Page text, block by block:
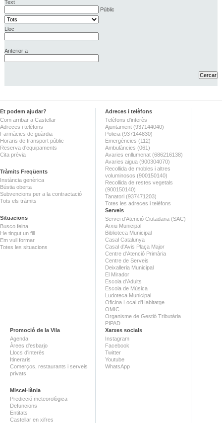
Text
Públic
Lloc
Anterior a
Et podem ajudar?
Com arribar a Castellar
Adreces i telèfons
Farmàcies de guàrdia
Horaris de transport públic
Reserva d'equipaments
Cita prèvia
Tràmits Freqüents
Instància genèrica
Bústia oberta
Subvencions per a la contractació
Tots els tràmits
Situacions
Busco feina
He tingut un fill
Em vull formar
Totes les situacions
Adreces i telèfons
Telèfons d'interès
Ajuntament (937144040)
Policia (937144830)
Emergències (112)
Ambulàncies (061)
Avaries enllumenat (686216138)
Avaries aigua (900304070)
Recollida de mobles i altres
voluminosos (900150140)
Recollida de restes vegetals
(900150140)
Tanatori (937471203)
Totes les adreces i telèfons
Serveis
Servei d'Atenció Ciutadana (SAC)
Arxiu Municipal
Biblioteca Municipal
Casal Catalunya
Casal d'Avis Plaça Major
Centre d'Atenció Primària
Centre de Serveis
Deixalleria Municipal
El Mirador
Escola d'Adults
Escola de Música
Ludoteca Municipal
Oficina Local d'Habitatge
OMIC
Organisme de Gestió Tributària
PIPAD
Promoció de la Vila
Agenda
Àrees d'esbarjo
Llocs d'interès
Itineraris
Comerços, restaurants i serveis
privats
Miscel·lània
Predicció meteorològica
Defuncions
Entitats
Castellar en xifres
Xarxes socials
Instagram
Facebook
Twitter
Youtube
WhatsApp